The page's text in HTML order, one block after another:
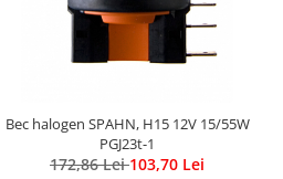
Bec halogen SPAHN, H15 12V 15/55W
PGJ23t-1
172,86 Lei103,70 Lei